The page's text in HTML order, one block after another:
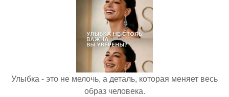
Улыбка - это не мелочь, а деталь, которая меняет весь
образ человека.